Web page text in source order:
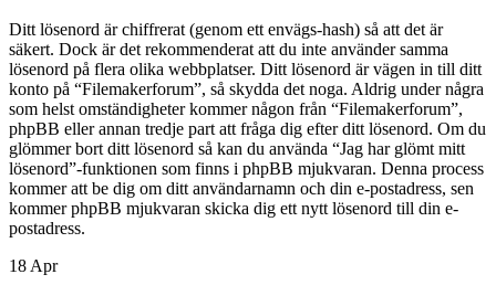
Ditt lösenord är chiffrerat (genom ett envägs-hash) så att det är
säkert. Dock är det rekommenderat att du inte använder samma
lösenord på flera olika webbplatser. Ditt lösenord är vägen in till ditt
konto på “Filemakerforum”, så skydda det noga. Aldrig under några
som helst omständigheter kommer någon från “Filemakerforum”,
phpBB eller annan tredje part att fråga dig efter ditt lösenord. Om du
glömmer bort ditt lösenord så kan du använda “Jag har glömt mitt
lösenord”-funktionen som finns i phpBB mjukvaran. Denna process
kommer att be dig om ditt användarnamn och din e-postadress, sen
kommer phpBB mjukvaran skicka dig ett nytt lösenord till din e-
postadress.
18 Apr